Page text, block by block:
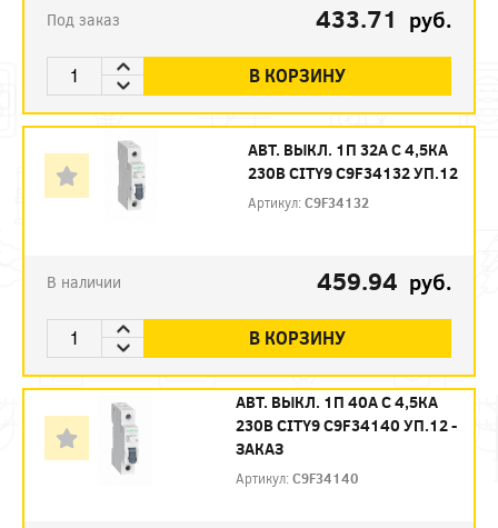
Под заказ 433.71 руб.
В КОРЗИНУ
АВТ. ВЫКЛ. 1П 32А С 4,5КА
230В CITY9 C9F34132 УП.12
Артикул:C9F34132
В наличии 459.94 руб.
В КОРЗИНУ
АВТ. ВЫКЛ. 1П 40А С 4,5КА
230В CITY9 C9F34140 УП.12 -
ЗАКАЗ
Артикул:C9F34140